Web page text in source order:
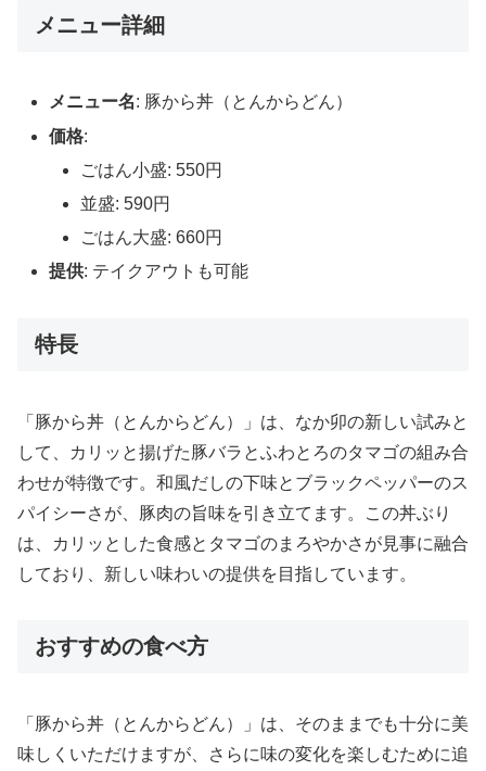
メニュー詳細
メニュー名: 豚から丼（とんからどん）
価格:
ごはん小盛: 550円
並盛: 590円
ごはん大盛: 660円
提供: テイクアウトも可能
特長
「豚から丼（とんからどん）」は、なか卯の新しい試みと
して、カリッと揚げた豚バラとふわとろのタマゴの組み合
わせが特徴です。和風だしの下味とブラックペッパーのス
パイシーさが、豚肉の旨味を引き立てます。この丼ぶり
は、カリッとした食感とタマゴのまろやかさが見事に融合
しており、新しい味わいの提供を目指しています。
おすすめの食べ方
「豚から丼（とんからどん）」は、そのままでも十分に美
味しくいただけますが、さらに味の変化を楽しむために追